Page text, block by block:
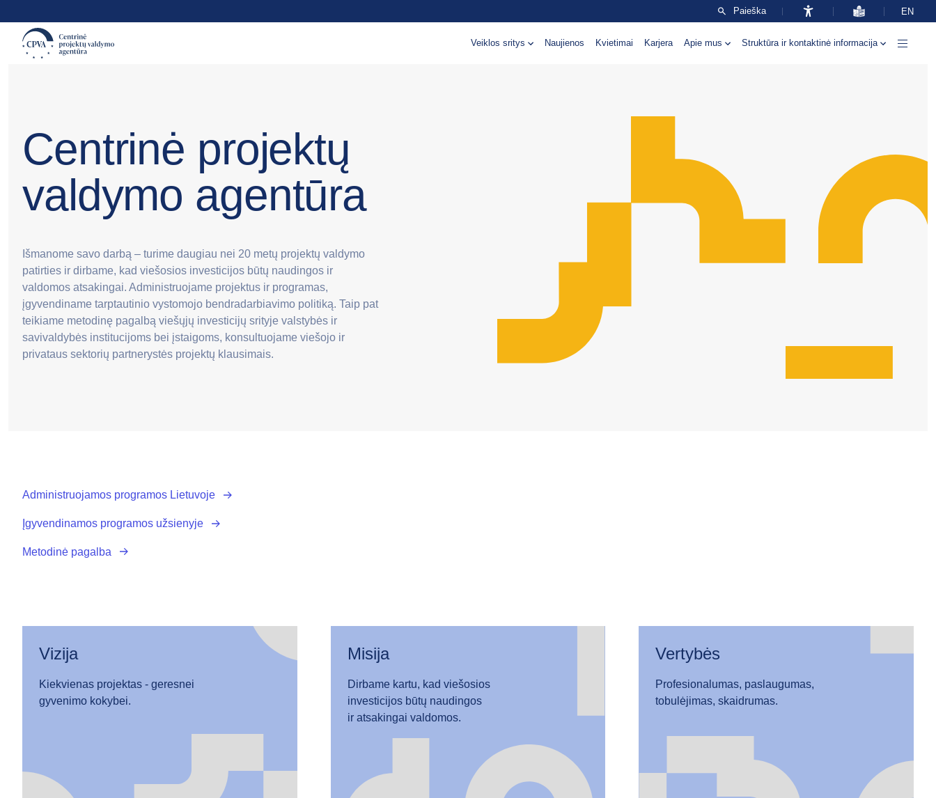
Paieška EN
Veiklos sritys Naujienos Kvietimai Karjera Apie mus Struktūra ir kontaktinė informacija
Centrinė projektų
valdymo agentūra
Išmanome savo darbą – turime daugiau nei 20 metų projektų valdymo
patirties ir dirbame, kad viešosios investicijos būtų naudingos ir
valdomos atsakingai. Administruojame projektus ir programas,
įgyvendiname tarptautinio vystomojo bendradarbiavimo politiką. Taip pat
teikiame metodinę pagalbą viešųjų investicijų srityje valstybės ir
savivaldybės institucijoms bei įstaigoms, konsultuojame viešojo ir
privataus sektorių partnerystės projektų klausimais.
Administruojamos programos Lietuvoje
Įgyvendinamos programos užsienyje
Metodinė pagalba
Vizija
Kiekvienas projektas - geresnei
gyvenimo kokybei.
Misija
Dirbame kartu, kad viešosios
investicijos būtų naudingos
ir atsakingai valdomos.
Vertybės
Profesionalumas, paslaugumas,
tobulėjimas, skaidrumas.